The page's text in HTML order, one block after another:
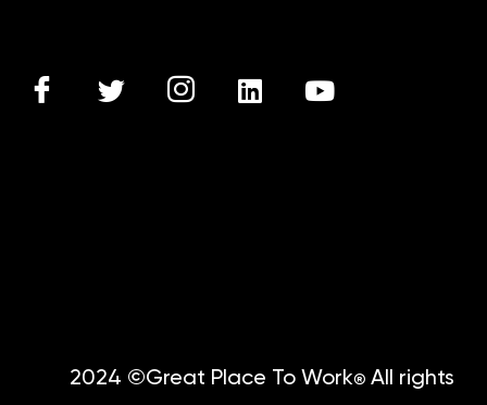
2024 ©Great Place To Work® All rights